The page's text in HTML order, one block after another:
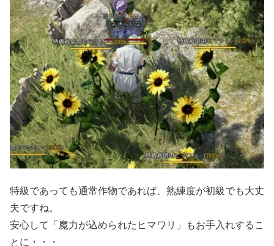
特級であっても通常作物であれば、熟練度が初級でも大丈
夫ですね。
安心して「魔力が込められたヒマワリ」もお手入れするこ
とに・・・